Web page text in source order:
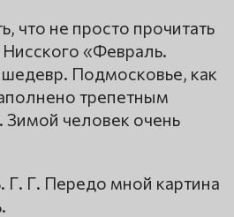
что не просто прочитать
«Февраль.
Подмосковье, как
трепетным
человек очень
Г. Г. Передо мной картина